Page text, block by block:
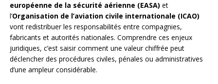
européenne de la sécurité aérienne (EASA) et
l’Organisation de l’aviation civile internationale (ICAO)
vont redistribuer les responsabilités entre compagnies,
fabricants et autorités nationales. Comprendre ces enjeux
juridiques, c’est saisir comment une valeur chiffrée peut
déclencher des procédures civiles, pénales ou administratives
d’une ampleur considérable.